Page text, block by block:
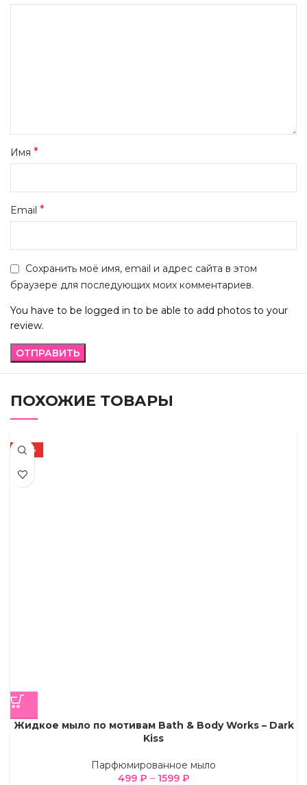
Имя *
Email *
Сохранить моё имя, email и адрес сайта в этом
браузере для последующих моих комментариев.
You have to be logged in to be able to add photos to your
review.
ПОХОЖИЕ ТОВАРЫ
-62%
Жидкое мыло по мотивам Bath & Body Works – Dark
Kiss
Парфюмированное мыло
499 ₽ – 1599 ₽